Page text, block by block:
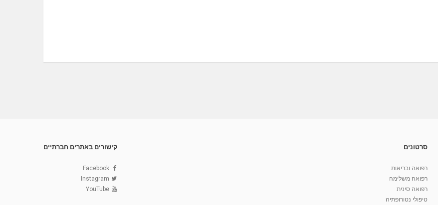
סרטונים
רפואה ובריאות
רפואה משלימה
רפואה סינית
טיפולי נטורופתיה
קישורים באתרים חברתיים
Facebook
Instagram
YouTube